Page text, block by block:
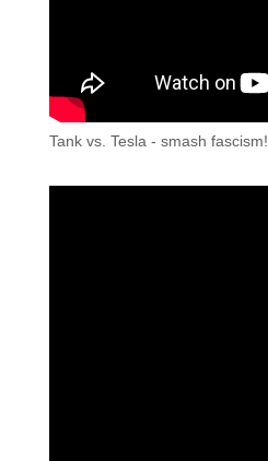
Tank vs. Tesla - smash fascism!